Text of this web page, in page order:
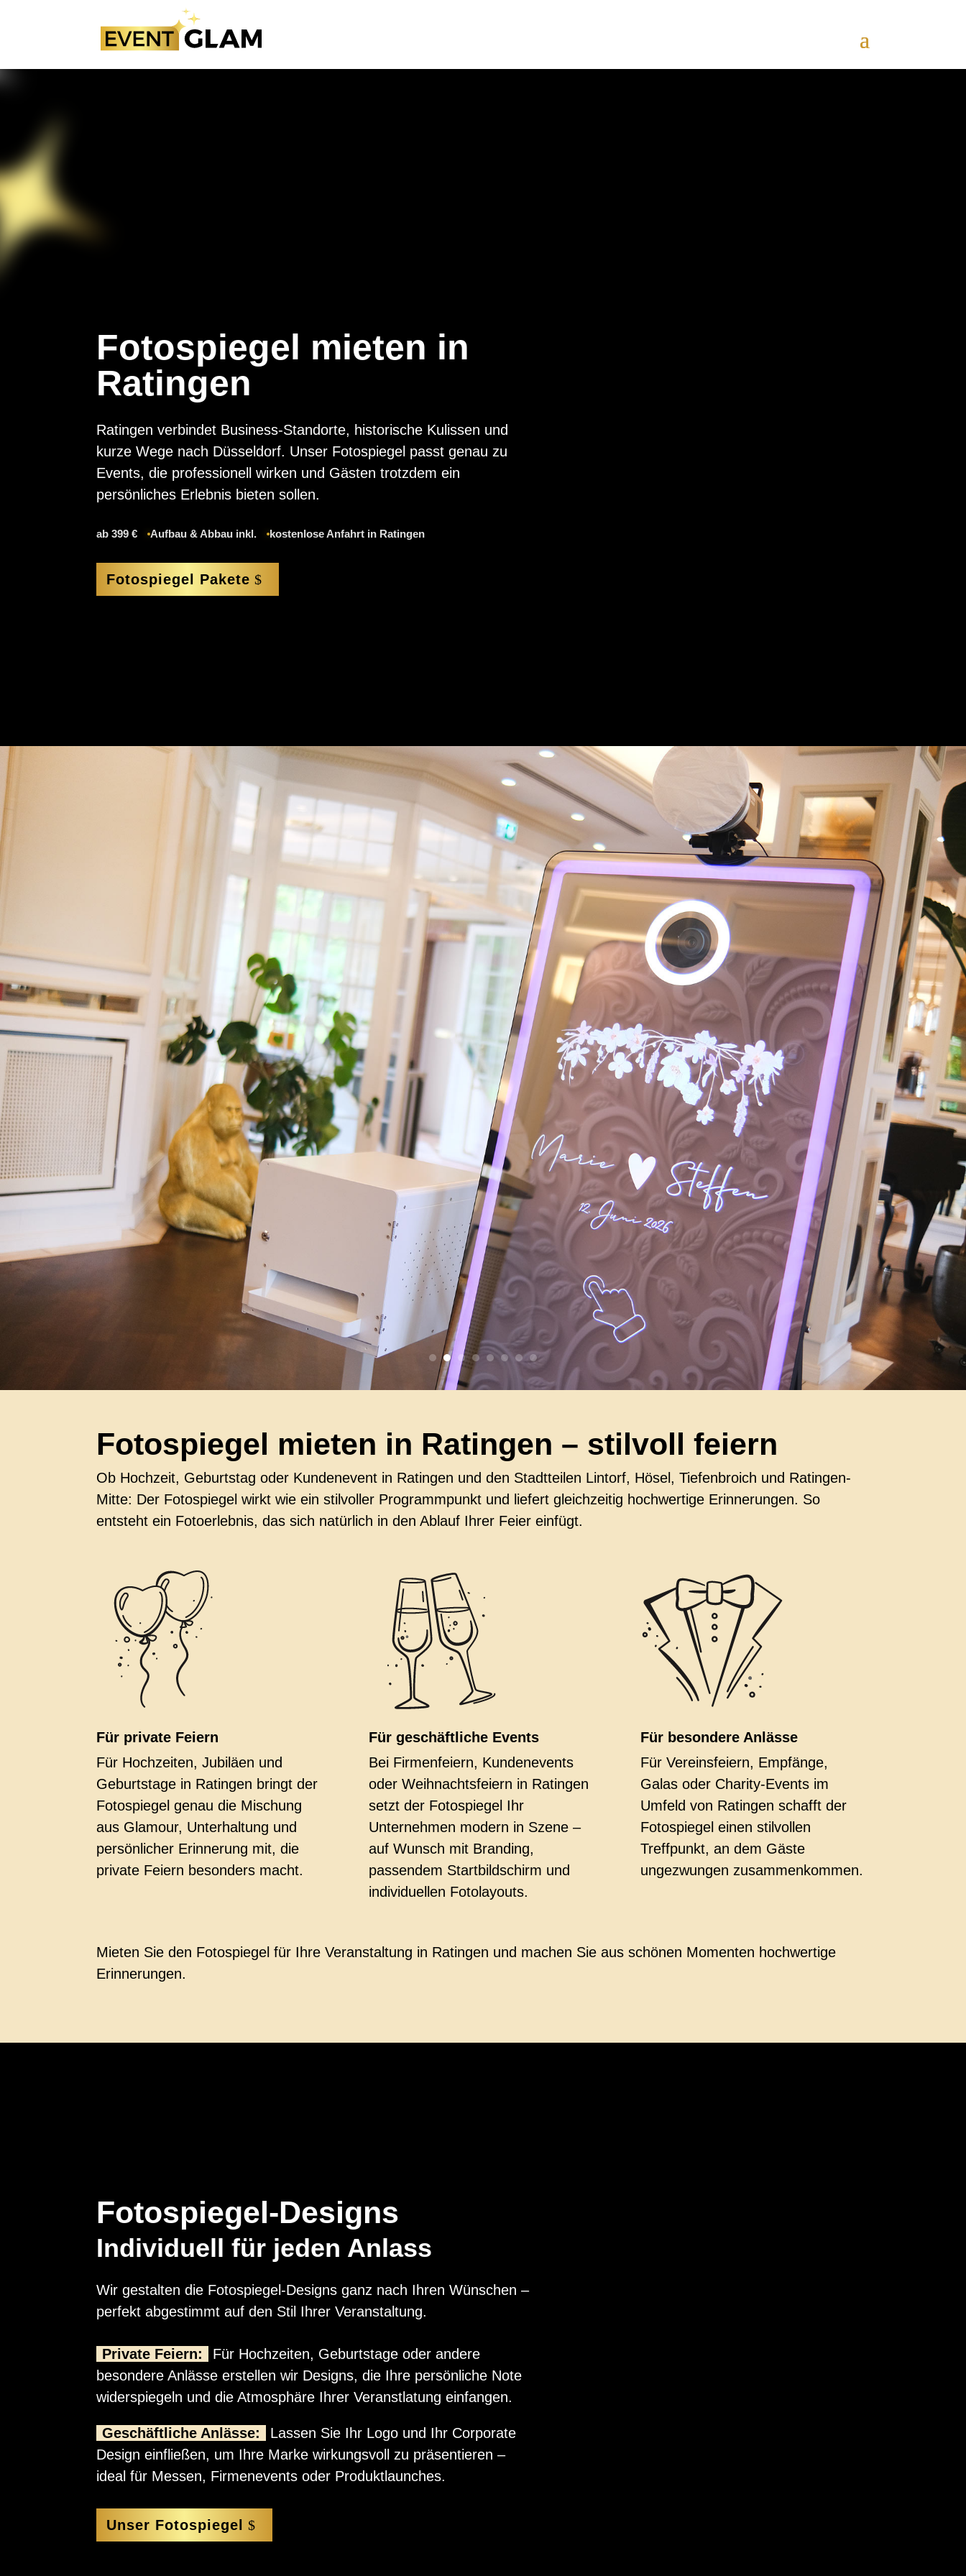
Fotospiegel mieten in
Ratingen
Ratingen verbindet Business-Standorte, historische Kulissen und
kurze Wege nach Düsseldorf. Unser Fotospiegel passt genau zu
Events, die professionell wirken und Gästen trotzdem ein
persönliches Erlebnis bieten sollen.
ab 399 € Aufbau & Abbau inkl. kostenlose Anfahrt in Ratingen
Fotospiegel Pakete
Fotospiegel mieten in Ratingen – stilvoll feiern
Ob Hochzeit, Geburtstag oder Kundenevent in Ratingen und den Stadtteilen Lintorf, Hösel, Tiefenbroich und Ratingen-
Mitte: Der Fotospiegel wirkt wie ein stilvoller Programmpunkt und liefert gleichzeitig hochwertige Erinnerungen. So
entsteht ein Fotoerlebnis, das sich natürlich in den Ablauf Ihrer Feier einfügt.
Für private Feiern
Für Hochzeiten, Jubiläen und
Geburtstage in Ratingen bringt der
Fotospiegel genau die Mischung
aus Glamour, Unterhaltung und
persönlicher Erinnerung mit, die
private Feiern besonders macht.
Für geschäftliche Events
Bei Firmenfeiern, Kundenevents
oder Weihnachtsfeiern in Ratingen
setzt der Fotospiegel Ihr
Unternehmen modern in Szene –
auf Wunsch mit Branding,
passendem Startbildschirm und
individuellen Fotolayouts.
Für besondere Anlässe
Für Vereinsfeiern, Empfänge,
Galas oder Charity-Events im
Umfeld von Ratingen schafft der
Fotospiegel einen stilvollen
Treffpunkt, an dem Gäste
ungezwungen zusammenkommen.
Mieten Sie den Fotospiegel für Ihre Veranstaltung in Ratingen und machen Sie aus schönen Momenten hochwertige
Erinnerungen.
Fotospiegel-Designs
Individuell für jeden Anlass
Wir gestalten die Fotospiegel-Designs ganz nach Ihren Wünschen –
perfekt abgestimmt auf den Stil Ihrer Veranstaltung.
Private Feiern:
Für Hochzeiten, Geburtstage oder andere
besondere Anlässe erstellen wir Designs, die Ihre persönliche Note
widerspiegeln und die Atmosphäre Ihrer Veranstlatung einfangen.
Geschäftliche Anlässe:
Lassen Sie Ihr Logo und Ihr Corporate
Design einfließen, um Ihre Marke wirkungsvoll zu präsentieren –
ideal für Messen, Firmenevents oder Produktlaunches.
Unser Fotospiegel